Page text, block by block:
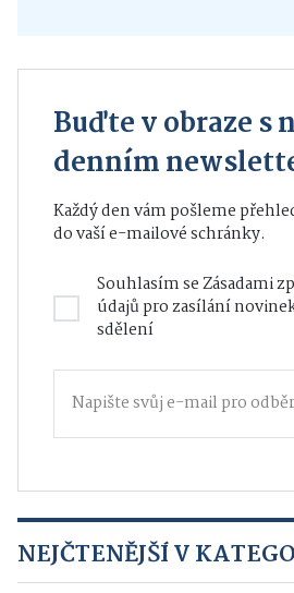
Buďte v obraze s
denním
Každý den vám pošleme
do vaší e-mailové schránky.
Souhlasím seZásadami
údajůpro zasílání
sdělení
NEJČTENĚJŠÍ V